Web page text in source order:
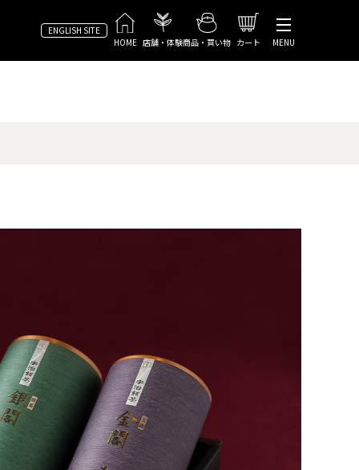
ENGLISH SITE
HOME 店舗・体験商品・買い物 カート MENU